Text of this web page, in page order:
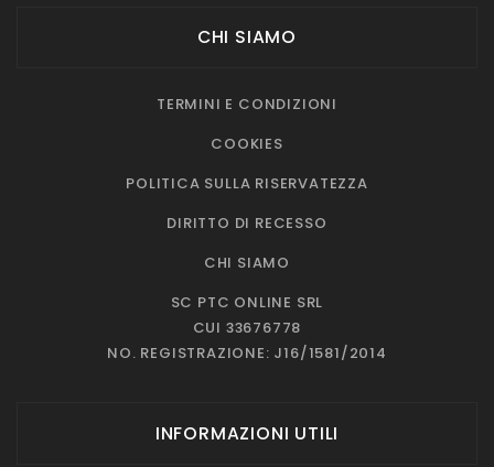
CHI SIAMO
TERMINI E CONDIZIONI
COOKIES
POLITICA SULLA RISERVATEZZA
DIRITTO DI RECESSO
CHI SIAMO
SC PTC ONLINE SRL
CUI 33676778
NO. REGISTRAZIONE: J16/1581/2014
INFORMAZIONI UTILI